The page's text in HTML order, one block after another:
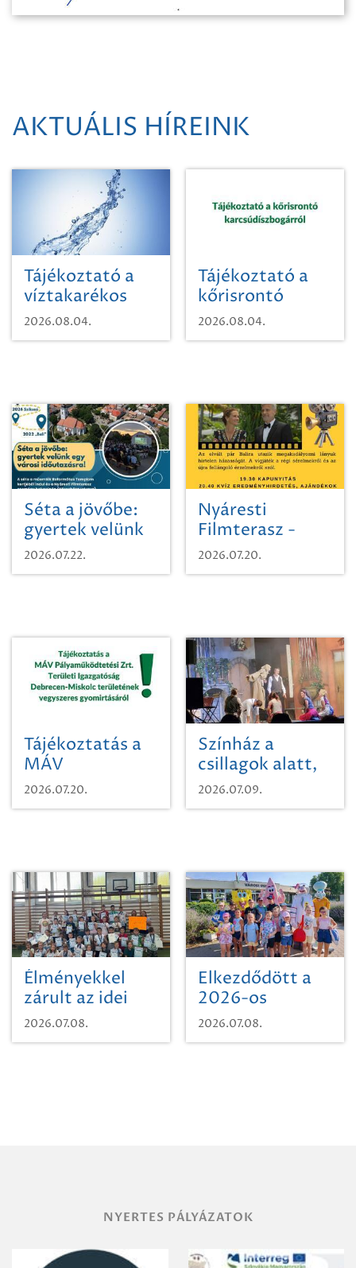
AKTUÁLIS HÍREINK
Tájékoztató a
víztakarékos
vízhasználatról
2026.08.04.
Tájékoztató a
kőrisrontó
karcsúdíszbogárról
2026.08.04.
Séta a jövőbe:
gyertek velünk
egy városi
időutazásra!
2026.07.22.
Nyáresti
Filmterasz -
Beugró a
Paradicsomba
2026.07.20.
Tájékoztatás a
MÁV
Pályaműködtetési
Zrt. Területi
területének
vegyszeres
gyomirtásáról
2026.07.20.
Színház a
csillagok alatt,
sikeres nyitány
Szikszón
2026.07.09.
Élményekkel
zárult az idei
sporttábor!
2026.07.08.
Elkezdődött a
2026-os
SpongyaBob
tábor!
2026.07.08.
NYERTES PÁLYÁZATOK